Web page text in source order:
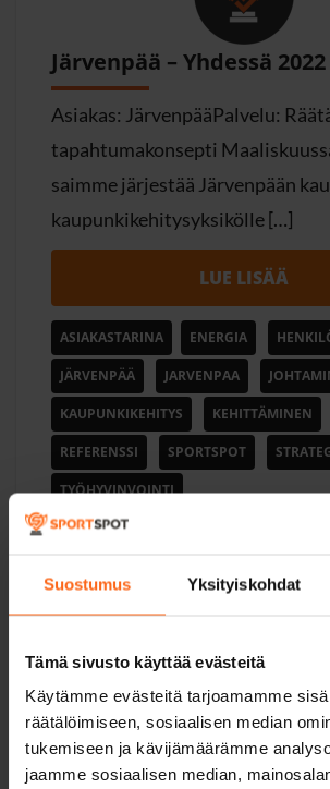
Suostumus Yksityiskohdat
Tämä sivusto käyttää evästeitä
Käytämme evästeitä tarjoamamme
räätälöimiseen, sosiaalisen median
tukemiseen ja kävijämäärämme
jaamme sosiaalisen median,
Järvenpää – Yhdessä 2022
Asiakas: JärvenpääPalvelu:
tapahtumakonsepti
saimme järjestää Järvenpään
kaupunkikehitysyksikölle […]
LUE LISÄÄ
ASIAKASTARINA ENERGIA
JÄRVENPÄÄ JARVENPAA
KAUPUNKIKEHITYS KEHITTÄMINEN
REFERENSSI SPORTSPOT
TYÖHYVINVOINTI
SUOSITUIMMAT KIRJOITUKSET